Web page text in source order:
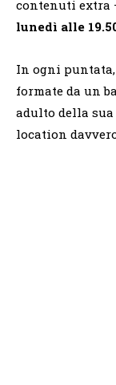
contenuti extra
lunedì alle
In ogni
formate da un
adulto della
location